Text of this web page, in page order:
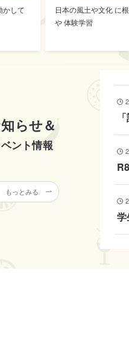
かして
日本の風土や文化 に
や 体験学習
らせ＆
ント情報
もっとみる